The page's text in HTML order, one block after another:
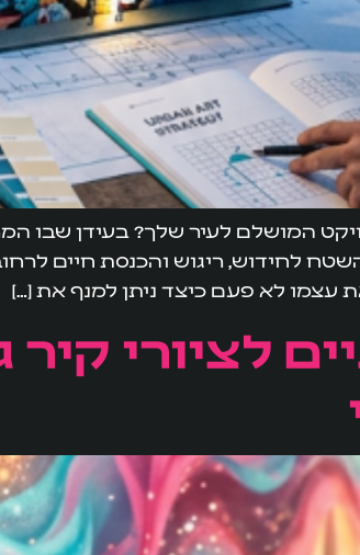
המושלם לעיר שלך? בעידן שבו
לחידוש, ריגוש והכנסת חיים
עצמו לא פעם כיצד ניתן למנף את […]
לציורי